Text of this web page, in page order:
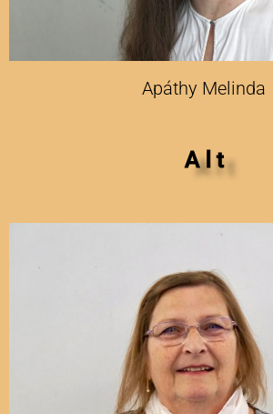
Apáthy Melinda
A l t